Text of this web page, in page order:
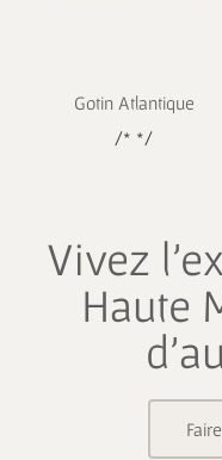
Gotin Atlantique
/* */
Vivez
Haute